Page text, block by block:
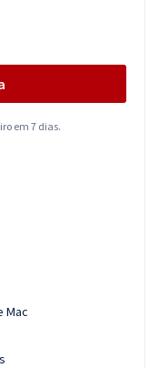
em 7 dias.
Mac